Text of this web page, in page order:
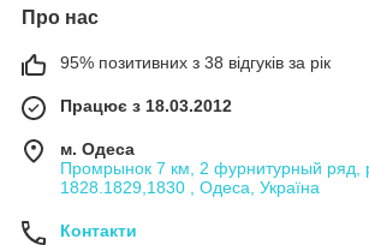
Про нас
95% позитивних з 38 відгуків за рік
Працює з 18.03.2012
м. Одеса
Промрынок 7 км, 2 фурнитурный ряд,
1828.1829,1830 , Одеса, Україна
Контакти